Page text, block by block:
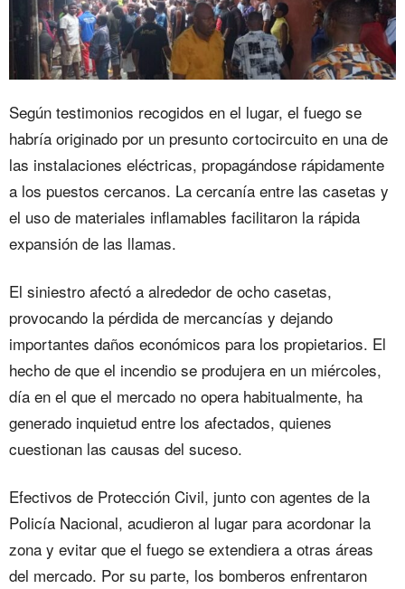
Según testimonios recogidos en el lugar, el fuego se
habría originado por un presunto cortocircuito en una de
las instalaciones eléctricas, propagándose rápidamente
a los puestos cercanos. La cercanía entre las casetas y
el uso de materiales inflamables facilitaron la rápida
expansión de las llamas.
El siniestro afectó a alrededor de ocho casetas,
provocando la pérdida de mercancías y dejando
importantes daños económicos para los propietarios. El
hecho de que el incendio se produjera en un miércoles,
día en el que el mercado no opera habitualmente, ha
generado inquietud entre los afectados, quienes
cuestionan las causas del suceso.
Efectivos de Protección Civil, junto con agentes de la
Policía Nacional, acudieron al lugar para acordonar la
zona y evitar que el fuego se extendiera a otras áreas
del mercado. Por su parte, los bomberos enfrentaron